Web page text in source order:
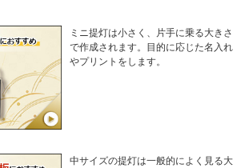
ミニ提灯は小さく、片手に乗る大きさ
で作成されます。目的に応じた名入れ
やプリントをします。
中サイズの提灯は一般的によく見る大